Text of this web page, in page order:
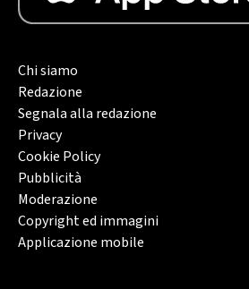
Chi siamo
Redazione
Segnala alla redazione
Privacy
Cookie Policy
Pubblicità
Moderazione
Copyright ed immagini
Applicazione mobile